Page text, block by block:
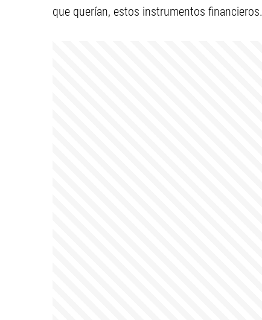
que querían, estos instrumentos financieros.